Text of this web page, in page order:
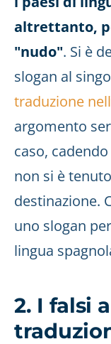
altrettanto,
"nudo". Si è
slogan al
traduzione
argomento
caso,
non si è
destinazione.
uno slogan
lingua
2. I falsi